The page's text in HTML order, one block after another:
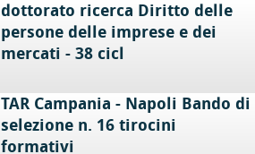
dottorato ricerca Diritto delle
persone delle imprese e dei
mercati - 38 cicl
TAR Campania - Napoli Bando di
selezione n. 16 tirocini
formativi